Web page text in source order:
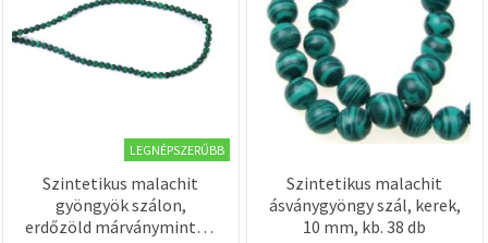
LEGNÉPSZERŰBB
Szintetikus malachit
gyöngyök szálon,
erdőzöld márványmintás,
Szintetikus malachit
ásványgyöngy szál, kerek,
10 mm, kb. 38 db